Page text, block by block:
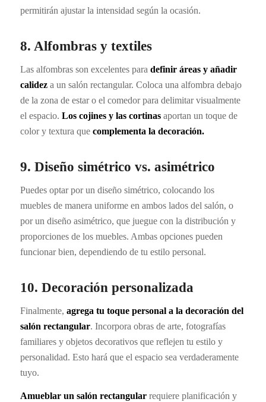
permitirán ajustar la intensidad según la ocasión.
8. Alfombras y textiles
Las alfombras son excelentes para definir áreas y añadir
calideza un salón rectangular. Coloca una alfombra debajo
de la zona de estar o el comedor para delimitar visualmente
el espacio. Los cojines y las cortinasaportan un toque de
color y textura que complementa la decoración.
9. Diseño simétrico vs. asimétrico
Puedes optar por un diseño simétrico, colocando los
muebles de manera uniforme en ambos lados del salón, o
por un diseño asimétrico, que juegue con la distribución y
proporciones de los muebles. Ambas opciones pueden
funcionar bien, dependiendo de tu estilo personal.
10. Decoración personalizada
Finalmente, agrega tu toque personal a la decoración del
salón rectangular. Incorpora obras de arte, fotografías
familiares y objetos decorativos que reflejen tu estilo y
personalidad. Esto hará que el espacio sea verdaderamente
tuyo.
Amueblar un salón rectangularrequiere planificación y